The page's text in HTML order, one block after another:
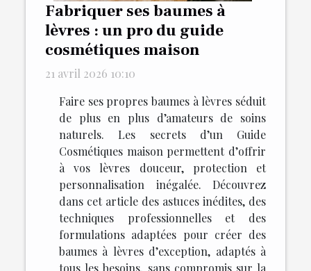
Fabriquer ses baumes à
lèvres : un pro du guide
cosmétiques maison
21 avril 2026 10:10
Faire ses propres baumes à lèvres séduit
de plus en plus d’amateurs de soins
naturels. Les secrets d’un Guide
Cosmétiques maison permettent d’offrir
à vos lèvres douceur, protection et
personnalisation inégalée. Découvrez
dans cet article des astuces inédites, des
techniques professionnelles et des
formulations adaptées pour créer des
baumes à lèvres d’exception, adaptés à
tous les besoins, sans compromis sur la